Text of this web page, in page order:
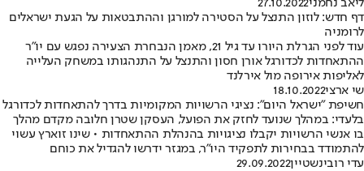
ליאב נחמני27.10.2022
דף חדש: לוזון התנצל על הסטירה למורגן וההתבטאות על הגעת ישראלים
לרומניה
עוד לפני הגרלת היורו עד גיל 21, מאמן הנבחרת הצעירה נפגש עם יו"ר
ההתאחדות לכדורגל אורן חסון והתנצל על התנהגותו במשחק העלייה
לאליפות אירופה מול אירלנד
שי ארצי18.10.2022
חשיפת "ישראל היום": נציגי הרשויות המקומיות בדרך להתאחדות לכדורגל
בלעדי: במהלך שנועד לחזק את הפועל, העסקן שטרן חלובה מקדם מהלך
בו אנשי הרשויות יקבלו נציגויות בהנהלת ההתאחדות • שינו זוארץ עשוי
להתמודד בבחירות לתפקיד היו"ר, במגזר ידרשו להגדיל את כוחם
עדי רובינשטיין29.09.2022